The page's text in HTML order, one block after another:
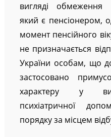
вигляді обмеження
який є пенсіонером,
момент пенсійного
не призначається
України особам, що
застосовано
характеру у
психіатричної
порядку за місцем